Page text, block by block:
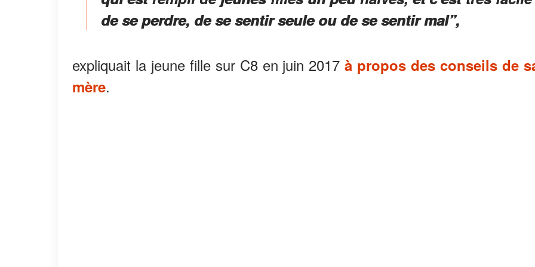
de se perdre, de se sentir seule ou de se sentir mal”,
expliquait la jeune fille sur C8 en juin 2017à propos des conseils de
mère.